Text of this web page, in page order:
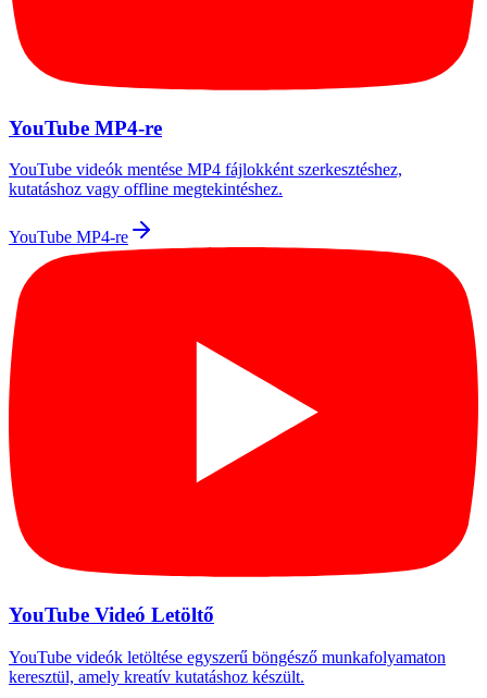
YouTube MP4-re
YouTube videók mentése MP4 fájlokként szerkesztéshez,
kutatáshoz vagy offline megtekintéshez.
YouTube MP4-re
YouTube Videó Letöltő
YouTube videók letöltése egyszerű böngésző munkafolyamaton
keresztül, amely kreatív kutatáshoz készült.